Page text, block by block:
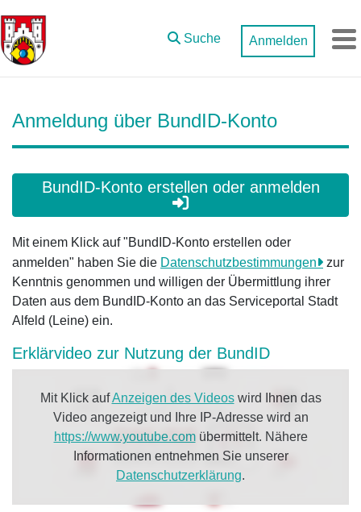
Zum Hauptinhalt springen
Suche Anmelden
Anmeldung über BundID-Konto
BundID-Konto erstellen oder anmelden
Mit einem Klick auf "BundID-Konto erstellen oder
anmelden" haben Sie die Datenschutzbestimmungen
zur
Kenntnis genommen und willigen der Übermittlung ihrer
Daten aus dem BundID-Konto an das Serviceportal Stadt
Alfeld (Leine) ein.
Erklärvideo zur Nutzung der BundID
Mit Klick aufAnzeigen des Videoswird Ihnen das
Video angezeigt und Ihre IP-Adresse wird an
https://www.youtube.comübermittelt. Nähere
Informationen entnehmen Sie unserer
Datenschutzerklärung.